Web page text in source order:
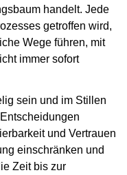
handelt. Jede
getroffen wird,
Wege führen, mit
immer sofort
sein und im Stillen
und Vertrauen
einschränken und
Zeit bis zur